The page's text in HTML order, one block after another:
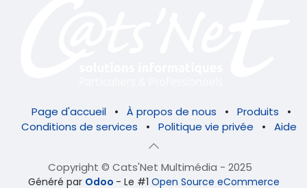
Page d'accueil • À propos de nous • Produits
•
Conditions de services
• Politique vie privée • Aide
Copyright © Cats'Net Multimédia - 2025
Généré par Odoo - Le #1 Open Source eCommerce